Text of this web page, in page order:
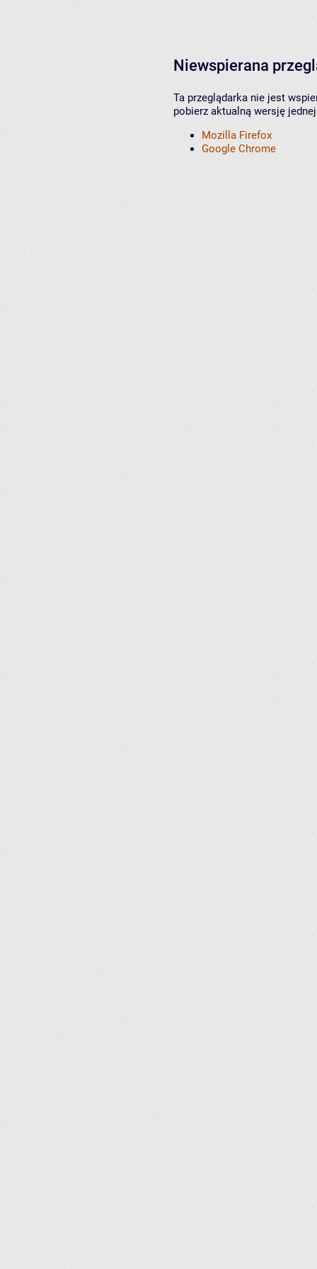
Niewspierana
Ta przeglądarka nie jest
pobierz aktualną wersję
Mozilla Firefox
Google Chrome